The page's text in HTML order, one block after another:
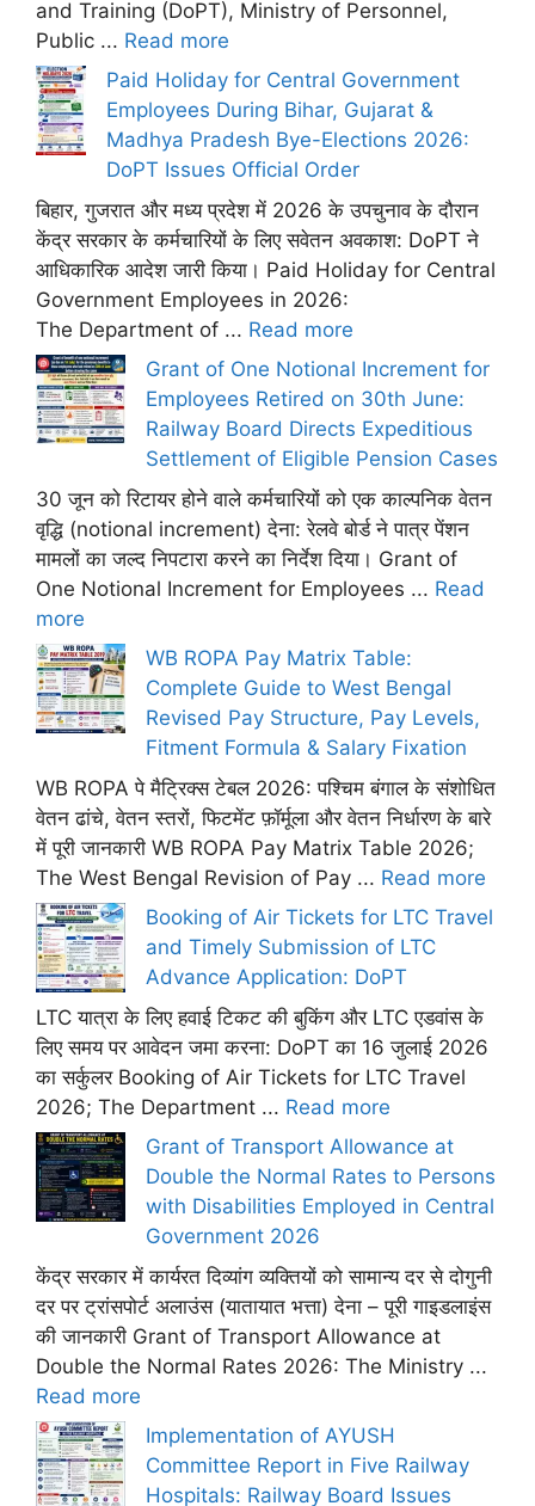
and Training (DoPT), Ministry of Personnel,
Public ... Read more
Paid Holiday for Central Government
Employees During Bihar, Gujarat &
Madhya Pradesh Bye-Elections 2026:
DoPT Issues Official Order
बिहार, गुजरात और मध्य प्रदेश में 2026 के उपचुनाव के दौरान
केंद्र सरकार के कर्मचारियों के लिए सवेतन अवकाश: DoPT ने
आधिकारिक आदेश जारी किया। Paid Holiday for Central
Government Employees in 2026:
The Department of ... Read more
Grant of One Notional Increment for
Employees Retired on 30th June:
Railway Board Directs Expeditious
Settlement of Eligible Pension Cases
30 जून को रिटायर होने वाले कर्मचारियों को एक काल्पनिक वेतन
वृद्धि (notional increment) देना: रेलवे बोर्ड ने पात्र पेंशन
मामलों का जल्द निपटारा करने का निर्देश दिया। Grant of
One Notional Increment for Employees ... Read
more
WB ROPA Pay Matrix Table:
Complete Guide to West Bengal
Revised Pay Structure, Pay Levels,
Fitment Formula & Salary Fixation
WB ROPA पे मैट्रिक्स टेबल 2026: पश्चिम बंगाल के संशोधित
वेतन ढांचे, वेतन स्तरों, फिटमेंट फ़ॉर्मूला और वेतन निर्धारण के बारे
में पूरी जानकारी WB ROPA Pay Matrix Table 2026;
The West Bengal Revision of Pay ... Read more
Booking of Air Tickets for LTC Travel
and Timely Submission of LTC
Advance Application: DoPT
LTC यात्रा के लिए हवाई टिकट की बुकिंग और LTC एडवांस के
लिए समय पर आवेदन जमा करना: DoPT का 16 जुलाई 2026
का सर्कुलर Booking of Air Tickets for LTC Travel
2026; The Department ... Read more
Grant of Transport Allowance at
Double the Normal Rates to Persons
with Disabilities Employed in Central
Government 2026
केंद्र सरकार में कार्यरत दिव्यांग व्यक्तियों को सामान्य दर से दोगुनी
दर पर ट्रांसपोर्ट अलाउंस (यातायात भत्ता) देना – पूरी गाइडलाइंस
की जानकारी Grant of Transport Allowance at
Double the Normal Rates 2026: The Ministry ...
Read more
Implementation of AYUSH
Committee Report in Five Railway
Hospitals: Railway Board Issues